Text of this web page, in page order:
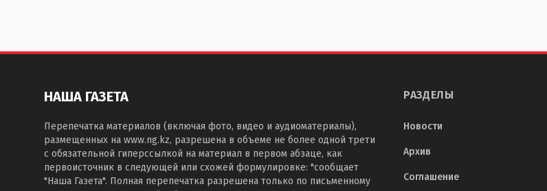
НАША ГАЗЕТА
Перепечатка материалов (включая фото, видео и аудиоматериалы),
размещенных на www.ng.kz, разрешена в объеме не более одной трети
с обязательной гиперссылкой на материал в первом абзаце, как
первоисточник в следующей или схожей формулировке: "сообщает
"Наша Газета". Полная перепечатка разрешена только по письменному
РАЗДЕЛЫ
Новости
Архив
Соглашение